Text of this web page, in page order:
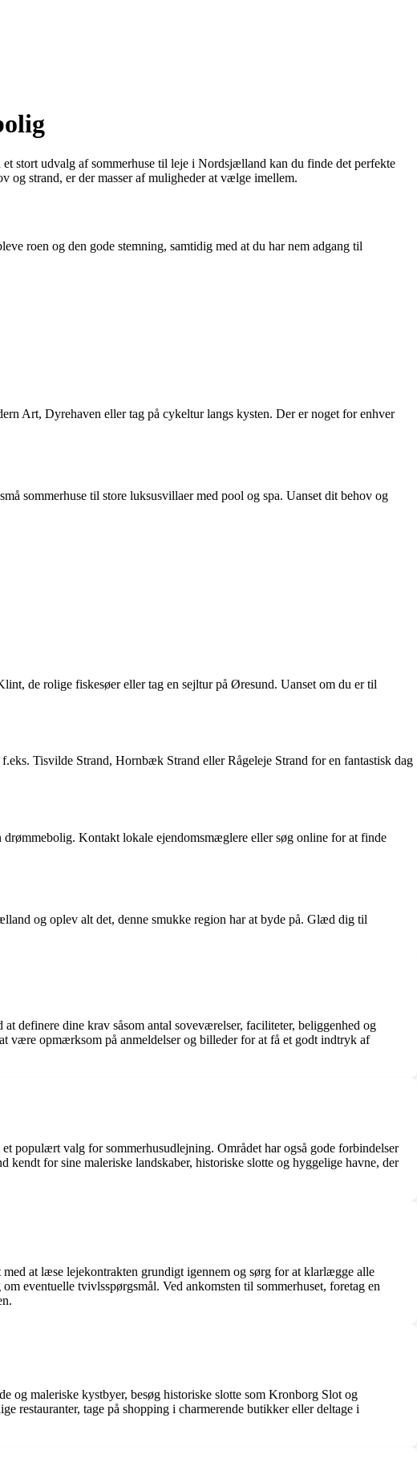
stort udvalg af sommerhuse til leje i Nordsjælland kan du finde det perfekte
strand, er der masser af muligheder at vælge imellem.
roen og den gode stemning, samtidig med at du har nem adgang til
Art, Dyrehaven eller tag på cykeltur langs kysten. Der er noget for enhver
sommerhuse til store luksusvillaer med pool og spa. Uanset dit behov og
de rolige fiskesøer eller tag en sejltur på Øresund. Uanset om du er til
Tisvilde Strand, Hornbæk Strand eller Rågeleje Strand for en fantastisk dag
Kontakt lokale ejendomsmæglere eller søg online for at finde
og oplev alt det, denne smukke region har at byde på. Glæd dig til
definere dine krav såsom antal soveværelser, faciliteter, beliggenhed og
være opmærksom på anmeldelser og billeder for at få et godt indtryk af
populært valg for sommerhusudlejning. Området har også gode forbindelser
for sine maleriske landskaber, historiske slotte og hyggelige havne, der
at læse lejekontrakten grundigt igennem og sørg for at klarlægge alle
eventuelle tvivlsspørgsmål. Ved ankomsten til sommerhuset, foretag en
maleriske kystbyer, besøg historiske slotte som Kronborg Slot og
restauranter, tage på shopping i charmerende butikker eller deltage i